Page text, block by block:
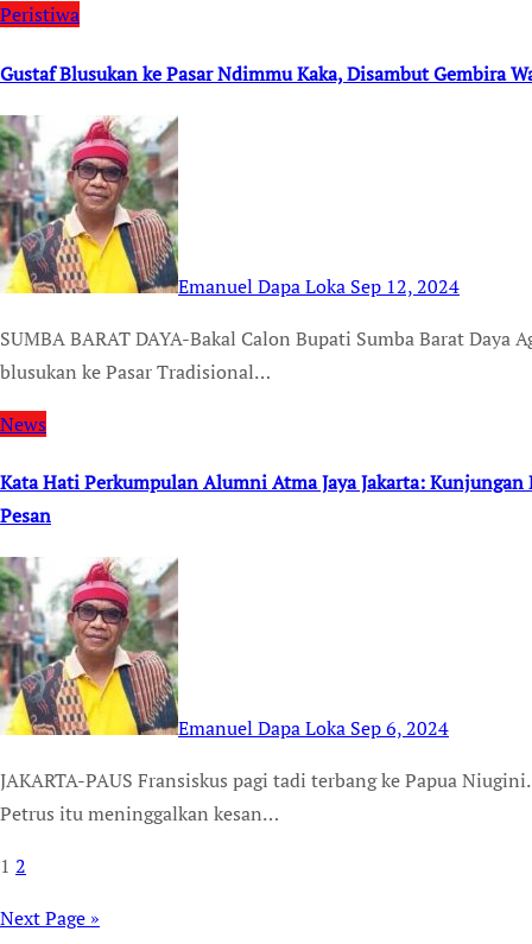
Peristiwa
Gustaf Blusukan ke Pasar Ndimmu Kaka, Disambut Gembira
Emanuel Dapa Loka Sep 12, 2024
SUMBA BARAT DAYA-Bakal Calon Bupati Sumba Barat Daya Agustinus Tamo Mbapa kamis 12/9/24 melakukan
blusukan ke Pasar Tradisional…
News
Kata Hati Perkumpulan Alumni Atma Jaya Jakarta:
Pesan
Emanuel Dapa Loka Sep 6, 2024
JAKARTA-PAUS Fransiskus pagi tadi terbang ke Papua Niugini. Namun, kunjungan apostolik penerus Takhta St
Petrus itu meninggalkan kesan…
Posts
pagination
1 2
Next Page »